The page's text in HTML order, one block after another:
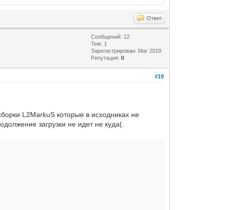
Ответ
Сообщений: 12
Тем: 1
Зарегистрирован: Mar 2019
Репутация:0
#19
L2MarkuS которые в исходниках не
загрузки не идет не куда(.